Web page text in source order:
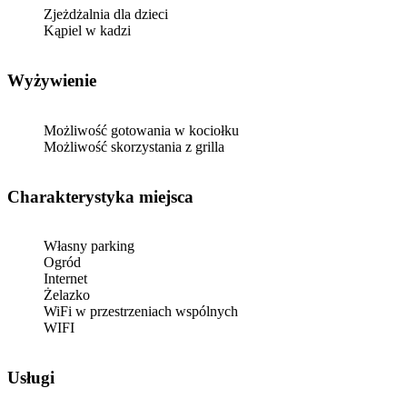
Zjeżdżalnia dla dzieci
Kąpiel w kadzi
Wyżywienie
Możliwość gotowania w kociołku
Możliwość skorzystania z grilla
Charakterystyka miejsca
Własny parking
Ogród
Internet
Żelazko
WiFi w przestrzeniach wspólnych
WIFI
Usługi